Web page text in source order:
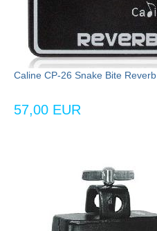
Caline CP-26 Snake Bite Reverb
57,00 EUR